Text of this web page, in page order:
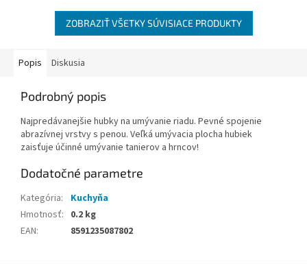
ZOBRAZIŤ VŠETKY SÚVISIACE PRODUKTY
Popis Diskusia
Podrobný popis
Najpredávanejšie hubky na umývanie riadu. Pevné spojenie
abrazívnej vrstvy s penou. Veľká umývacia plocha hubiek
zaisťuje účinné umývanie tanierov a hrncov!
Dodatočné parametre
Kategória:
Kuchyňa
Hmotnosť: 0.2 kg
EAN: 8591235087802